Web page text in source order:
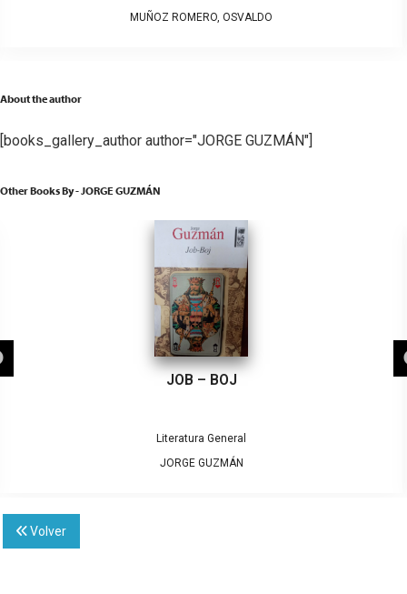
MUÑOZ ROMERO, OSVALDO
About the author
[books_gallery_author author="JORGE GUZMÁN"]
Other Books By - JORGE GUZMÁN
JOB – BOJ
Literatura General
JORGE GUZMÁN
Volver